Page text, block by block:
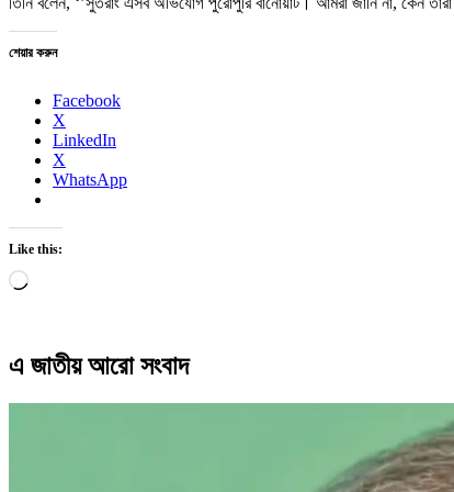
শেয়ার করুন
Facebook
X
LinkedIn
X
WhatsApp
Like this:
Loading…
এ জাতীয় আরো সংবাদ